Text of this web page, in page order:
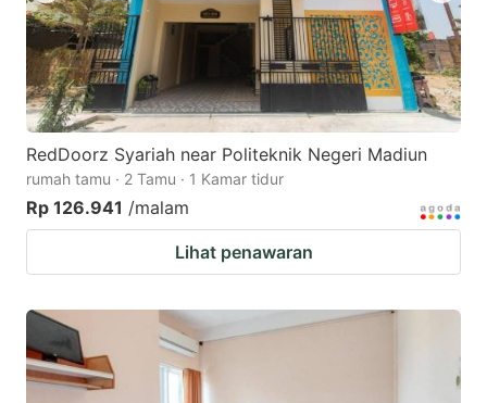
RedDoorz Syariah near Politeknik Negeri Madiun
rumah tamu · 2 Tamu · 1 Kamar tidur
Rp 126.941 /malam
Lihat penawaran